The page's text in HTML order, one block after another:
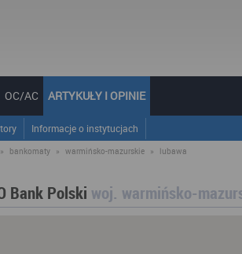
OC/AC ARTYKUŁY I OPINIE
Informacje o instytucjach
» bankomaty » warmińsko-mazurskie » lubawa
Bank Polski woj. warmińsko-